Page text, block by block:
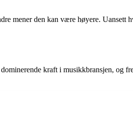
mener den kan være høyere. Uansett
kraft i musikkbransjen, og